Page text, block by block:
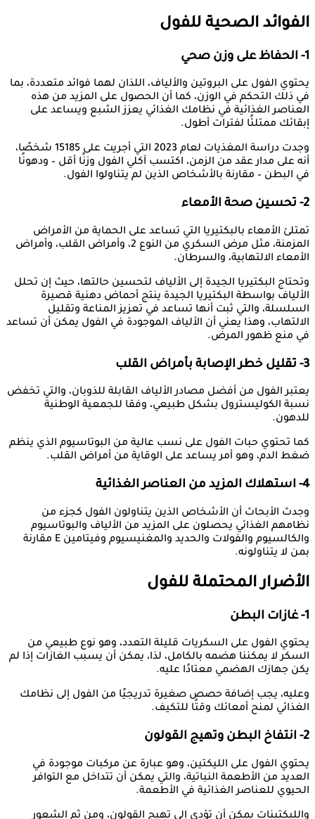
الفوائد الصحية للفول
1- الحفاظ على وزن صحي
يحتوي الفول على البروتين والألياف، اللذان لهما فوائد متعددة، بما
في ذلك التحكم في الوزن، كما أن الحصول على المزيد من هذه
العناصر الغذائية في نظامك الغذائي يعزز الشبع ويساعد على
إبقائك ممتلئًا لفترات أطول.
وجدت دراسة المغذيات لعام 2023 التي أجريت على 15185 شخصًا،
أنه على مدار عقد من الزمن، اكتسب آكلي الفول وزنًا أقل – ودهونًا
في البطن – مقارنة بالأشخاص الذين لم يتناولوا الفول.
2- تحسين صحة الأمعاء
تمتلئ الأمعاء بالبكتيريا التي تساعد على الحماية من الأمراض
المزمنة، مثل مرض السكري من النوع 2، وأمراض القلب، وأمراض
الأمعاء الالتهابية، والسرطان.
وتحتاج البكتيريا الجيدة إلى الألياف لتحسين حالتها، حيث إن تحلل
الألياف بواسطة البكتيريا الجيدة ينتج أحماض دهنية قصيرة
السلسلة، والتي ثبت أنها تساعد في تعزيز المناعة وتقليل
الالتهاب، وهذا يعني أن الألياف الموجودة في الفول يمكن أن تساعد
في منع ظهور المرض.
3- تقليل خطر الإصابة بأمراض القلب
يعتبر الفول من أفضل مصادر الألياف القابلة للذوبان، والتي تخفض
نسبة الكوليسترول بشكل طبيعي، وفقا للجمعية الوطنية
للدهون.
كما تحتوي حبات الفول على نسب عالية من البوتاسيوم الذي ينظم
ضغط الدم، وهو أمر يساعد على الوقاية من أمراض القلب.
4- استهلاك المزيد من العناصر الغذائية
وجدث الأبحاث أن الأشخاص الذين يتناولون الفول كجزء من
نظامهم الغذائي يحصلون على المزيد من الألياف والبوتاسيوم
والكالسيوم والفولات والحديد والمغنيسيوم وفيتامين E مقارنة
بمن لا يتناولونه.
الأضرار المحتملة للفول
1- غازات البطن
يحتوي الفول على السكريات قليلة التعدد، وهو نوع طبيعي من
السكر لا يمكننا هضمه بالكامل، لذا، يمكن أن يسبب الغازات إذا لم
يكن جهازك الهضمي معتادًا عليه.
وعليه، يجب إضافة حصص صغيرة تدريجيًا من الفول إلى نظامك
الغذائي لمنح أمعائك وقتًا للتكيف.
2- انتفاخ البطن وتهيج القولون
يحتوي الفول على الليكتين، وهو عبارة عن مركبات موجودة في
العديد من الأطعمة النباتية، والتي يمكن أن تتداخل مع التوافر
الحيوي للعناصر الغذائية في الأطعمة.
والليكتينات يمكن أن تؤدي إلى تهيج القولون، ومن ثم الشعور